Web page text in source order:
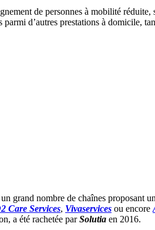
de personnes à mobilité réduite,
parmi d’autres prestations à domicile,
grand nombre de chaînes proposant
Care Services, Vivaservices ou encore
a été rachetée parSolutia en 2016.